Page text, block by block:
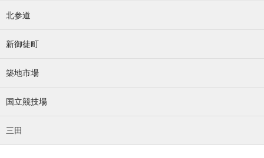
北参道
新御徒町
築地市場
国立競技場
三田